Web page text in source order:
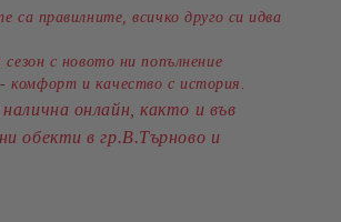
са правилните, всичко друго си идва
с новото ни попълнение
комфорт и качество с история.
онлайн, както и във
обекти в гр.В.Търново и